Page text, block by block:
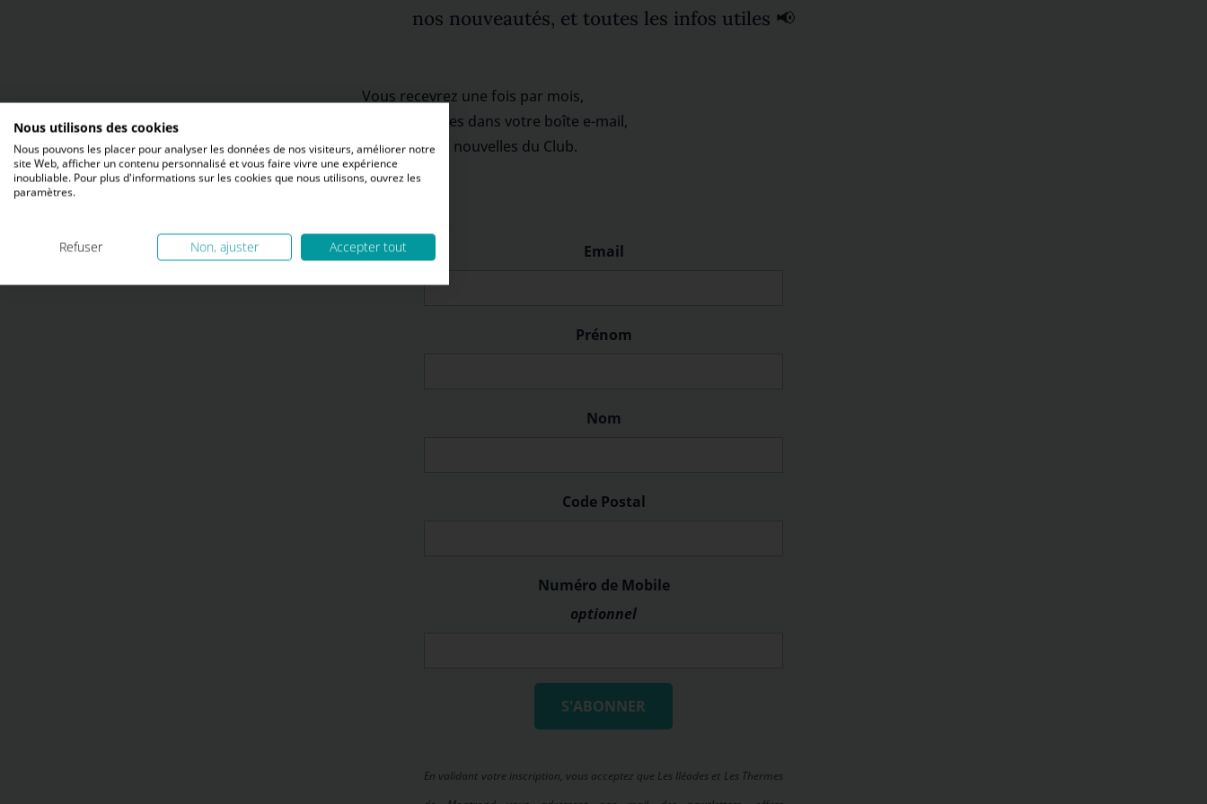
nos nouveautés, et toutes les infos utiles 📢
Vous recevrez une fois par mois,
toutes fraîches dans votre boîte e-mail,
les dernières nouvelles du Club.
Email
Prénom
Nom
Code Postal
Numéro de Mobile
optionnel
S'ABONNER
En validant votre inscription, vous acceptez que Les Iléades et Les Thermes
Nous utilisons des cookies
Nous pouvons les placer pour analyser les données de nos visiteurs, améliorer notre
site Web, afficher un contenu personnalisé et vous faire vivre une expérience
inoubliable. Pour plus d'informations sur les cookies que nous utilisons, ouvrez les
paramètres.
Refuser Non, ajuster Accepter tout